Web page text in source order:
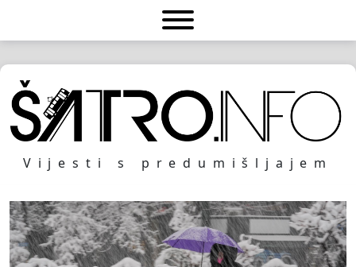
Vijesti s predumišljajem